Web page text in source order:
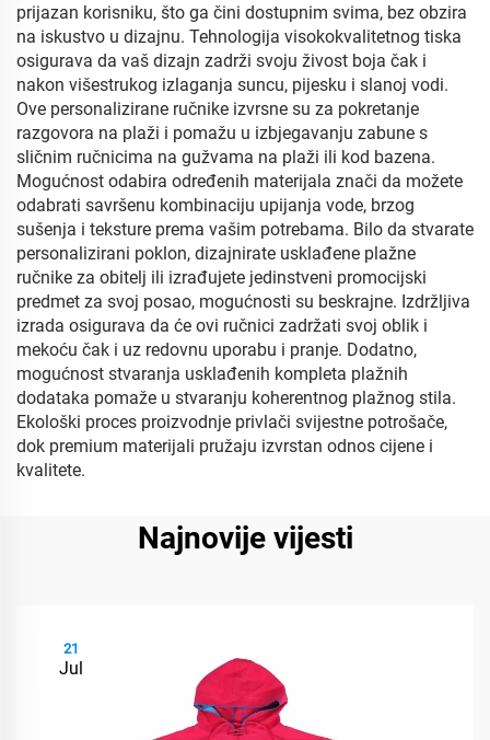
prijazan korisniku, što ga čini dostupnim svima, bez obzira
na iskustvo u dizajnu. Tehnologija visokokvalitetnog tiska
osigurava da vaš dizajn zadrži svoju živost boja čak i
nakon višestrukog izlaganja suncu, pijesku i slanoj vodi.
Ove personalizirane ručnike izvrsne su za pokretanje
razgovora na plaži i pomažu u izbjegavanju zabune s
sličnim ručnicima na gužvama na plaži ili kod bazena.
Mogućnost odabira određenih materijala znači da možete
odabrati savršenu kombinaciju upijanja vode, brzog
sušenja i teksture prema vašim potrebama. Bilo da stvarate
personalizirani poklon, dizajnirate usklađene plažne
ručnike za obitelj ili izrađujete jedinstveni promocijski
predmet za svoj posao, mogućnosti su beskrajne. Izdržljiva
izrada osigurava da će ovi ručnici zadržati svoj oblik i
mekoću čak i uz redovnu uporabu i pranje. Dodatno,
mogućnost stvaranja usklađenih kompleta plažnih
dodataka pomaže u stvaranju koherentnog plažnog stila.
Ekološki proces proizvodnje privlači svijestne potrošače,
dok premium materijali pružaju izvrstan odnos cijene i
kvalitete.
Najnovije vijesti
21
Jul